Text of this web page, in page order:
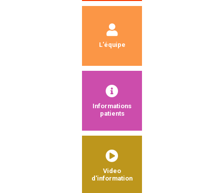
L'équipe
Informations
patients
Video
d'information